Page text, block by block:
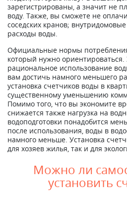
зарегистрированы, а значит не
воду. Также, вы сможете не
соседских кранов;
расходы воды.
Официальные нормы
который нужно
рациональное использование
вам достичь намного меньшего
установка счетчиков воды в
существенному уменьшению
Помимо того, что вы экономите
снижается также нагрузка на
водоподготовки понадобится
после использования, воды в
намного меньше. Установка
для хозяев жилья, так и для
Можно ли
установить